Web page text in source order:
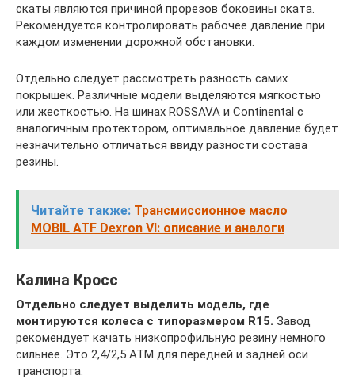
скаты являются причиной прорезов боковины ската.
Рекомендуется контролировать рабочее давление при
каждом изменении дорожной обстановки.
Отдельно следует рассмотреть разность самих
покрышек. Различные модели выделяются мягкостью
или жесткостью. На шинах ROSSAVA и Continental с
аналогичным протектором, оптимальное давление будет
незначительно отличаться ввиду разности состава
резины.
Читайте также: Трансмиссионное масло
MOBIL ATF Dexron VI: описание и аналоги
Калина Кросс
Отдельно следует выделить модель, где
монтируются колеса с типоразмером R15. Завод
рекомендует качать низкопрофильную резину немного
сильнее. Это 2,4/2,5 АТМ для передней и задней оси
транспорта.